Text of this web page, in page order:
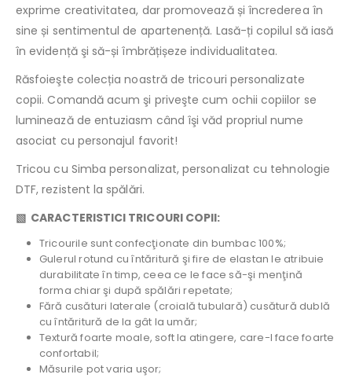
exprime creativitatea, dar promovează și încrederea în
sine și sentimentul de apartenență. Lasă-ți copilul să iasă
în evidență şi să-și îmbrățișeze individualitatea.
Răsfoieşte colecția noastră de tricouri personalizate
copii. Comandă acum şi priveşte cum ochii copiilor se
luminează de entuziasm când îşi văd propriul nume
asociat cu personajul favorit!
Tricou cu Simba personalizat, personalizat cu tehnologie
DTF, rezistent la spălări.
▧ CARACTERISTICI TRICOURI COPII:
Tricourile sunt confecţionate din bumbac 100%;
Gulerul rotund cu întăritură şi fire de elastan le atribuie
durabilitate în timp, ceea ce le face să-şi menţină
forma chiar şi după spălări repetate;
Fără cusături laterale (croială tubulară) cusătură dublă
cu întăritură de la gât la umăr;
Textură foarte moale, soft la atingere, care-l face foarte
confortabil;
Măsurile pot varia uşor;